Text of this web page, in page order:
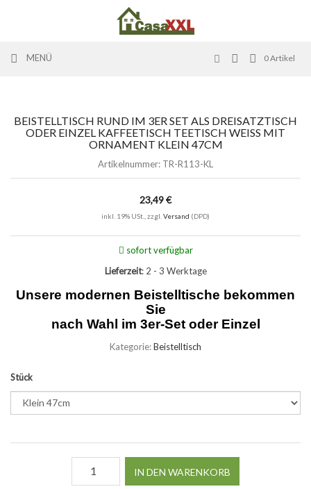
MENÜ 0Artikel
BEISTELLTISCH RUND IM 3ER SET ALS DREISATZTISCH
ODER EINZEL KAFFEETISCH TEETISCH WEISS MIT O
RNAMENT KLEIN 47CM
Artikelnummer: TR-R113-KL
23,49 €
inkl. 19% USt., zzgl. Versand (DPD)
sofort verfügbar
Lieferzeit: 2 - 3 Werktage
Unsere modernen Beistelltische bekommen
Sie
nach Wahl im 3er-Set oder Einzel
Kategorie:Beistelltisch
Stück
IN DEN WARENKORB